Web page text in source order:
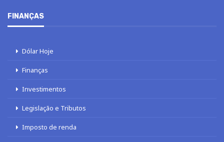
FINANÇAS
Dólar Hoje
Finanças
Investimentos
Legislação e Tributos
Imposto de renda